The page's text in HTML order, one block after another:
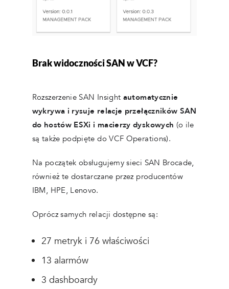
Brak widoczności SAN w VCF?
Rozszerzenie SAN Insight automatycznie
wykrywa i rysuje relacje przełączników SAN
do hostów ESXi i macierzy dyskowych (o ile
są także podpięte do VCF Operations).
Na początek obsługujemy sieci SAN Brocade,
również te dostarczane przez producentów
IBM, HPE, Lenovo.
Oprócz samych relacji dostępne są:
27 metryk i 76 właściwości
13 alarmów
3 dashboardy